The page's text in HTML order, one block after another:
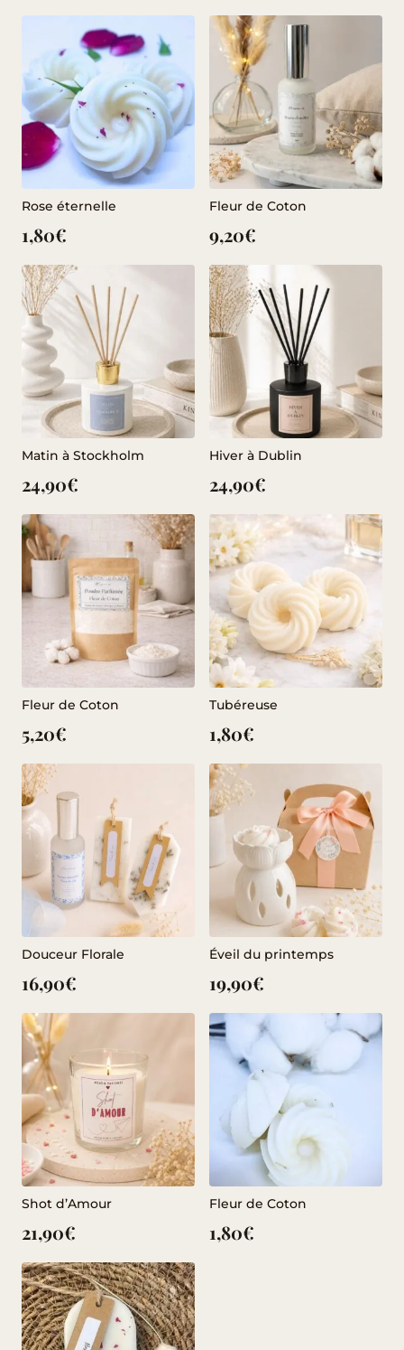
Rose éternelle
1,80€
Fleur de Coton
9,20€
Matin à Stockholm
24,90€
Hiver à Dublin
24,90€
Fleur de Coton
5,20€
Tubéreuse
1,80€
Douceur Florale
16,90€
Éveil du printemps
19,90€
Shot d’Amour
21,90€
Fleur de Coton
1,80€